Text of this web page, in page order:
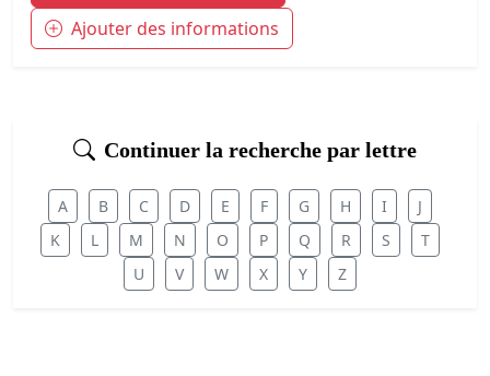
Ajouter des informations
Continuer la recherche par lettre
A B C D E F G H I
J
K
L M N O P Q R S
T
U
V W X Y Z